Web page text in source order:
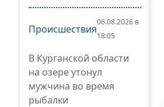
Происшествия
06.08.2026 в
18:05
В Курганской области
на озере утонул
мужчина во время
рыбалки